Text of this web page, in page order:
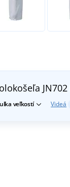
JN702
veľkostí Videá